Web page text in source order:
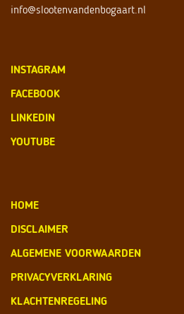
info@slootenvandenbogaart.nl
INSTAGRAM
FACEBOOK
LINKEDIN
YOUTUBE
HOME
DISCLAIMER
ALGEMENE VOORWAARDEN
PRIVACYVERKLARING
KLACHTENREGELING